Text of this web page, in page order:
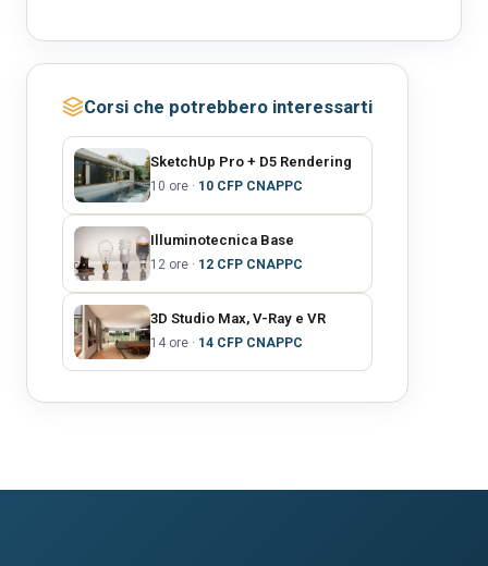
Corsi che potrebbero interessarti
SketchUp Pro + D5 Rendering
10 ore · 10 CFP CNAPPC
Illuminotecnica Base
12 ore · 12 CFP CNAPPC
3D Studio Max, V-Ray e VR
14 ore · 14 CFP CNAPPC